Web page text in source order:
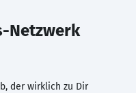
Netzwerk
der wirklich zu Dir